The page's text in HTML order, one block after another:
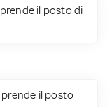
prende il posto di
prende il posto